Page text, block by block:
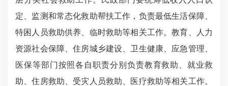
定、监测和常态化救助帮扶工作，负责最低生活保障、
特困人员救助供养、临时救助等相关工作。教育、人力
资源社会保障、住房城乡建设、卫生健康、应急管理、
医保等部门按照各自职责分别负责教育救助、就业救
助、住房救助、受灾人员救助、医疗救助等相关工作。